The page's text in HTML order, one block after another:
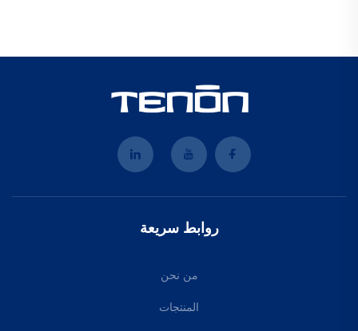
روابط سريعة
من نحن
المنتجات